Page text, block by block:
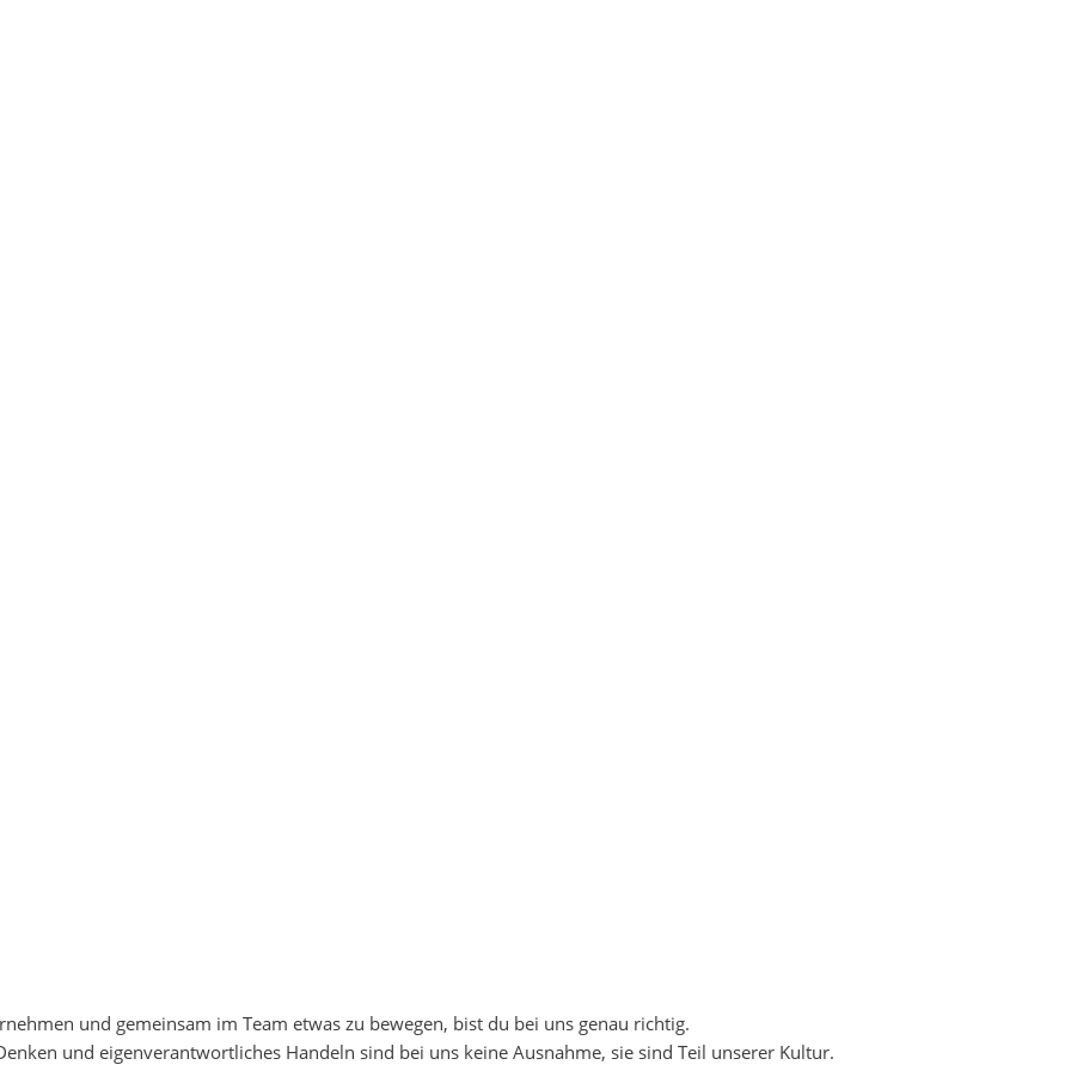
Starte deine Zukunft – gemeinsam mit BERODE!
und liefern greifbare Ergebnisse.
Prozesse zu transformieren und ihre Wettbewerbsfähigkeit zu stärken. Dabei arbeiten wir mit führenden
sie brennen. Menschen mit Ideen, die gerne mitdenken, querdenken und neue Wege ausprobieren.
und gemeinsam im Team etwas zu bewegen, bist du bei uns genau richtig.
und eigenverantwortliches Handeln sind bei uns keine Ausnahme, sie sind Teil unserer Kultur.